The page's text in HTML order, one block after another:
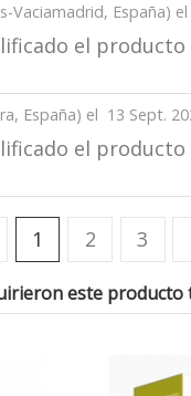
Vaciamadrid, España) el
el
España) el 13 Sept.
el
1 2 3
este